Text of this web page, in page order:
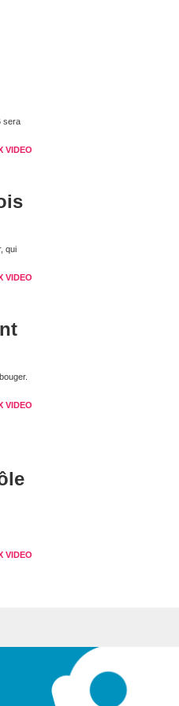
sera
VIDEO
qui
VIDEO
VIDEO
VIDEO